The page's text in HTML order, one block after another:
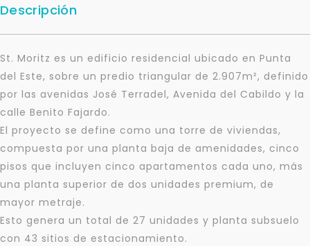
Descripción
St. Moritz es un edificio residencial ubicado en Punta
del Este, sobre un predio triangular de 2.907m², definido
por las avenidas José Terradel, Avenida del Cabildo y la
calle Benito Fajardo.
El proyecto se define como una torre de viviendas,
compuesta por una planta baja de amenidades, cinco
pisos que incluyen cinco apartamentos cada uno, más
una planta superior de dos unidades premium, de
mayor metraje.
Esto genera un total de 27 unidades y planta subsuelo
con 43 sitios de estacionamiento.